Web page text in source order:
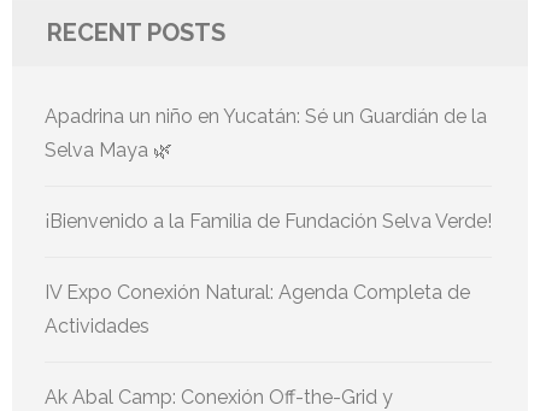
RECENT POSTS
Apadrina un niño en Yucatán: Sé un Guardián de la
Selva Maya 🌿
¡Bienvenido a la Familia de Fundación Selva Verde!
IV Expo Conexión Natural: Agenda Completa de
Actividades
Ak Abal Camp: Conexión Off-the-Grid y